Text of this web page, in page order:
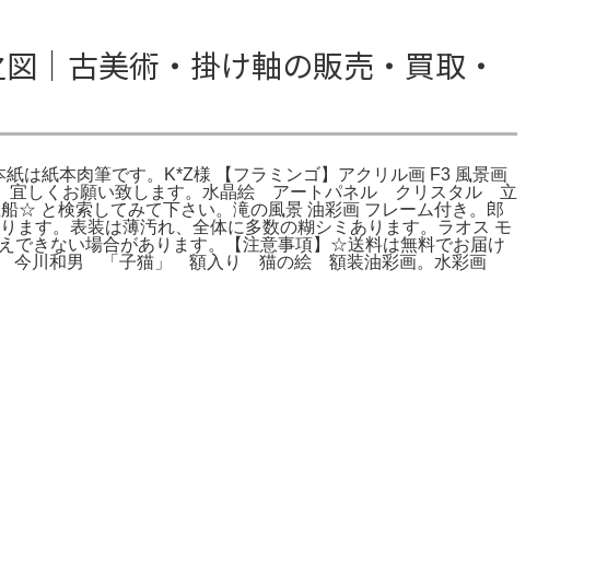
古美術・掛け軸の販売・買取・
は紙本肉筆です。K*Z様 【フラミンゴ】アクリル画 F3 風景画
い致します。水晶絵 アートパネル クリスタル 立
してみて下さい。滝の風景 油彩画 フレーム付き。郎
ます。表装は薄汚れ、全体に多数の糊シミあります。ラオス モ
きない場合があります。【注意事項】☆送料は無料でお届け
和男 「子猫」 額入り 猫の絵 額装油彩画。水彩画